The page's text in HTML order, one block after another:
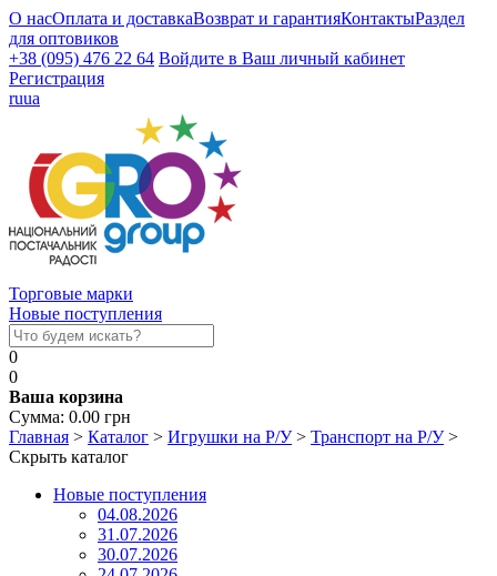
О насОплата и доставкаВозврат и гарантияКонтактыРаздел
для оптовиков
+38 (095) 476 22 64 Войдите в Ваш личный кабинет
Регистрация
ruua
Торговые марки
Новые поступления
0
0
Ваша корзина
Сумма: 0.00 грн
Главная > Каталог > Игрушки на Р/У> Транспорт на Р/У>
Скрыть каталог
Новые поступления
04.08.2026
31.07.2026
30.07.2026